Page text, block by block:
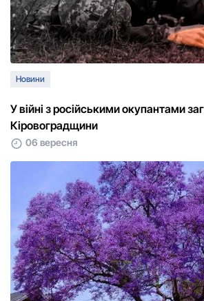
Новини
У війні з російськими окупантами
Кіровоградщини
06 вересня